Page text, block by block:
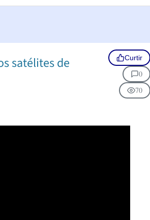
satélites de
Curtir
0
70